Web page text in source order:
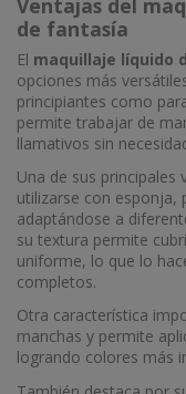
Ventajas del
de fantasía
El maquillaje líquido
opciones más
principiantes como
permite trabajar de
llamativos sin
Una de sus principales
utilizarse con esponja,
adaptándose a
su textura permite
uniforme, lo que lo
completos.
Otra característica
manchas y permite
logrando colores más